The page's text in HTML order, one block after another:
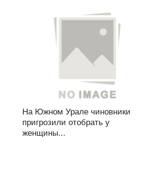
На Южном Урале чиновники
пригрозили отобрать у
женщины...